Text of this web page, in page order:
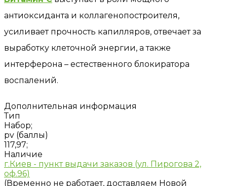
антиоксиданта и коллагенопостроителя,
усиливает прочность капилляров, отвечает за
выработку клеточной энергии, а также
интерферона – естественного блокиратора
воспалений.
Дополнительная информация
Тип
Набор;
pv (баллы)
117,97;
Наличие
г.Киев - пункт выдачи заказов (ул. Пирогова 2,
оф.96)
(Временно не работает, доставляем Новой